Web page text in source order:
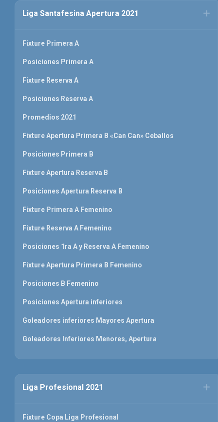
Liga Santafesina Apertura 2021
Fixture Primera A
Posiciones Primera A
Fixture Reserva A
Posiciones Reserva A
Promedios 2021
Fixture Apertura Primera B «Can Can» Ceballos
Posiciones Primera B
Fixture Apertura Reserva B
Posiciones Apertura Reserva B
Fixture Primera A Femenino
Fixture Reserva A Femenino
Posiciones 1ra A y Reserva A Femenino
Fixture Apertura Primera B Femenino
Posiciones B Femenino
Posiciones Apertura inferiores
Goleadores inferiores Mayores Apertura
Goleadores Inferiores Menores, Apertura
Liga Profesional 2021
Fixture Copa Liga Profesional